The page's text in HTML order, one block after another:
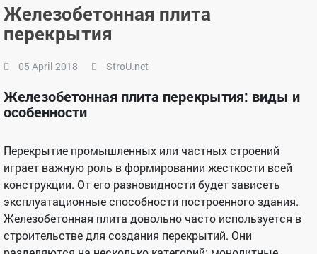
Железобетонная плита
перекрытия
05 April 2018 StroU.net
Железобетонная плита перекрытия: виды и
особенности
Перекрытие промышленных или частных строений
играет важную роль в формировании жесткости всей
конструкции. От его разновидности будет зависеть
эксплуатационные способности построенного здания.
Железобетонная плита довольно часто используется в
строительстве для создания перекрытий. Они